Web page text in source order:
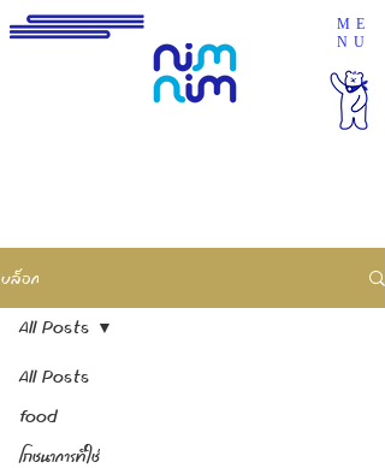
ME
NU
บล็อก
All Posts
food
โภชนาการที่ใช่
All Posts